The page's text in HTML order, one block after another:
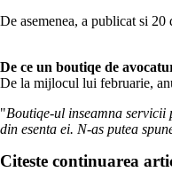
De asemenea, a publicat si
De ce un boutiqe de
De la mijlocul lui februarie,
"Boutiqe-ul inseamna servicii
din esenta ei. N-as putea
Citeste continuarea